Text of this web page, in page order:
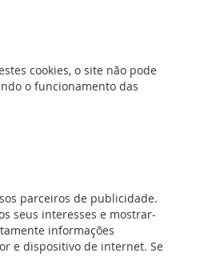
- 1 módulo - Robur
cookies, o site não pode
o funcionamento das
parceiros de publicidade.
seus interesses e mostrar-
informações
e dispositivo de internet. Se